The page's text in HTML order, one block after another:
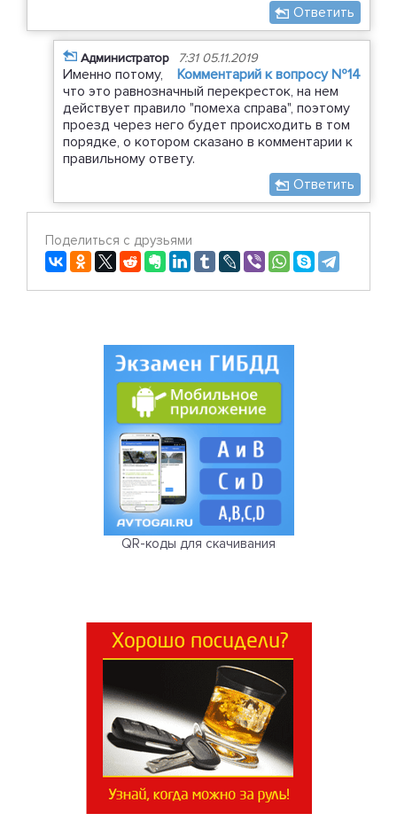
Ответить
Администратор 7:31 05.11.2019
Комментарий к вопросу №14
Именно потому,
что это равнозначный перекресток, на нем
действует правило "помеха справа", поэтому
проезд через него будет происходить в том
порядке, о котором сказано в комментарии к
правильному ответу.
Ответить
Поделиться с друзьями
QR-коды для скачивания